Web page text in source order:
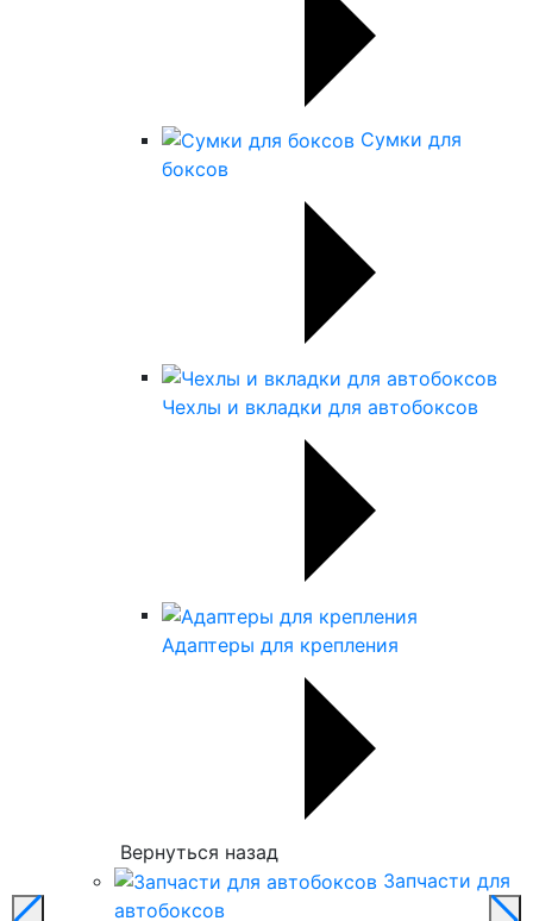
Сумки для
боксов
Чехлы и вкладки для автобоксов
Адаптеры для крепления
Вернуться назад
Запчасти для
автобоксов